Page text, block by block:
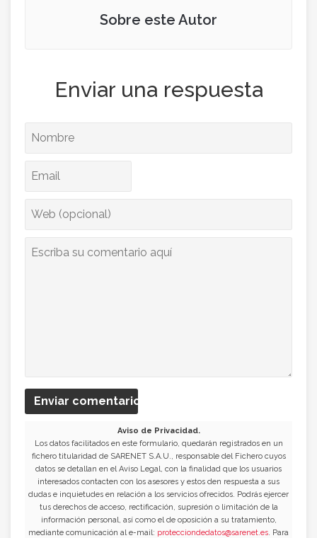
Sobre este Autor
Enviar una respuesta
Enviar comentario
Aviso de Privacidad.
Los datos facilitados en este formulario, quedarán registrados en un
fichero titularidad de SARENET S.A.U., responsable del Fichero cuyos
datos se detallan en el Aviso Legal, con la finalidad que los usuarios
interesados contacten con los asesores y estos den respuesta a sus
dudas e inquietudes en relación a los servicios ofrecidos. Podrás ejercer
tus derechos de acceso, rectificación, supresión o limitación de la
información personal, así como el de oposición a su tratamiento,
mediante comunicación al e-mail: protecciondedatos@sarenet.es. Para